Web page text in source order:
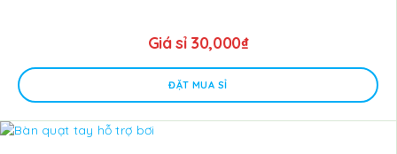
Giá sỉ 30,000₫
ĐẶT MUA SỈ